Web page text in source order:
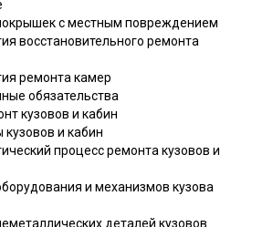
с местным повреждением
восстановительного ремонта
ремонта камер
обязательства
кузовов и кабин
и кабин
процесс ремонта кузовов и
и механизмов кузова
деталей кузовов